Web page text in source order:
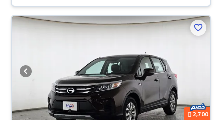
2,700